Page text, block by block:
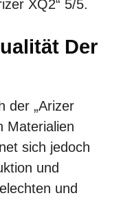
XQ2“ 5/5.
Der
der „Arizer
Materialien
sich jedoch
und
und